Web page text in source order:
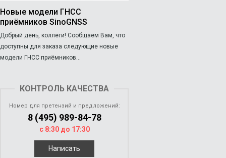
Новые модели ГНСС
приёмников SinoGNSS
Добрый день, коллеги! Сообщаем Вам, что
доступны для заказа следующие новые
модели ГНСС приёмников...
КОНТРОЛЬ КАЧЕСТВА
Номер для претензий и предложений:
8 (495) 989-84-78
с 8:30 до 17:30
Написать